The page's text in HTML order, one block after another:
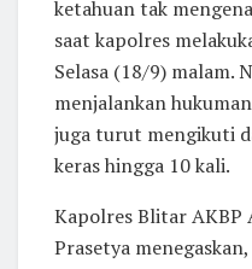
ketahuan tak
saat kapolres
Selasa (18/9) malam.
menjalankan
juga turut mengikuti
keras hingga 10 kali.
Kapolres Blitar AKBP
Prasetya